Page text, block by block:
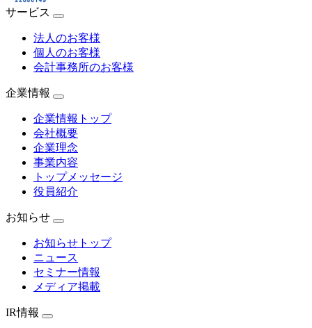
サービス
法人のお客様
個人のお客様
会計事務所のお客様
企業情報
企業情報トップ
会社概要
企業理念
事業内容
トップメッセージ
役員紹介
お知らせ
お知らせトップ
ニュース
セミナー情報
メディア掲載
IR情報